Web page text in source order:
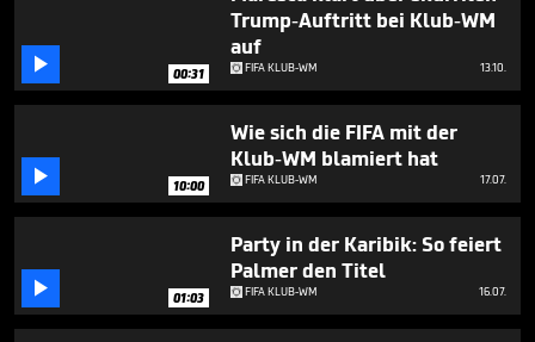
 00:31
Trump-Auftritt bei Klub-WM
auf
FIFA KLUB-WM 13.10.
 10:00
Wie sich die FIFA mit der
Klub-WM blamiert hat
FIFA KLUB-WM 17.07.
 01:03
Party in der Karibik: So feiert
Palmer den Titel
FIFA KLUB-WM 16.07.